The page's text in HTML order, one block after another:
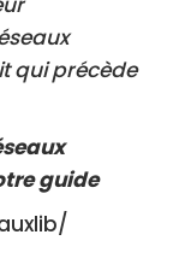
qui précède
guide